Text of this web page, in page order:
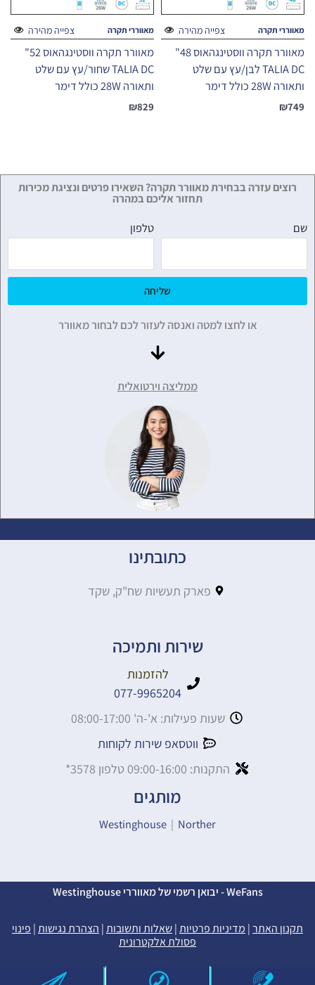
צפייה מהירה מאווררי תקרה
מאוורר תקרה ווסטינגהאוס 48"
TALIA DC לבן/עץ עם שלט
ותאורה 28W כולל דימר
₪749
צפייה מהירה מאווררי תקרה
מאוורר תקרה ווסטינגהאוס 52"
TALIA DC שחור/עץ עם שלט
ותאורה 28W כולל דימר
₪829
רוצים עזרה בבחירת מאוורר תקרה? השאירו פרטים ונציגת מכירות
תחזור אליכם במהרה
שם טלפון
שליחה
או לחצו למטה ואנסה לעזור לכם לבחור מאוורר
ממליצה וירטואלית
כתובתינו
פארק תעשיות שח"ק, שקד
שירות ותמיכה
להזמנות
077-9965204
שעות פעילות: א'-ה' 08:00-17:00
ווטסאפ שירות לקוחות
התקנות: 09:00-16:00 טלפון 3578*
מותגים
Westinghouse | Norther
WeFans - יבואן רשמי של מאווררי Westinghouse
תקנון האתר| מדיניות פרטיות|שאלות ותשובות| הצהרת נגישות| פינוי
פסולת אלקטרונית